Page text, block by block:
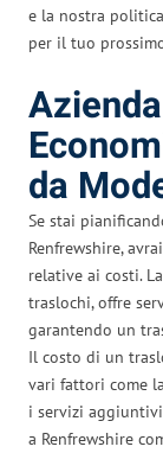
e la nostra
per il tuo
da
Se stai
Renfrewshire,
relative ai costi.
traslochi, offre
garantendo un
Il costo di un
vari fattori come
i servizi
a Renfrewshire